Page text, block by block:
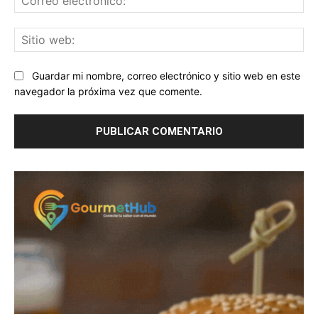
Guardar mi nombre, correo electrónico y sitio web en este
navegador la próxima vez que comente.